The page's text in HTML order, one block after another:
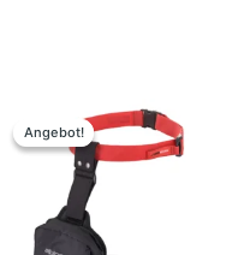
Angebot!
Angebot!
Ursprünglicher
war:
49,90 €
Aktueller
Preis
ist:
45,00 €.